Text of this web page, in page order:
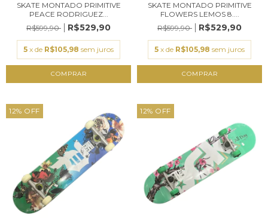
SKATE MONTADO PRIMITIVE
PEACE RODRIGUEZ...
R$599,90
R$529,90
5 x de R$105,98 sem juros
SKATE MONTADO PRIMITIVE
FLOWERS LEMOS 8....
R$599,90
R$529,90
5 x de R$105,98 sem juros
12% OFF 12% OFF